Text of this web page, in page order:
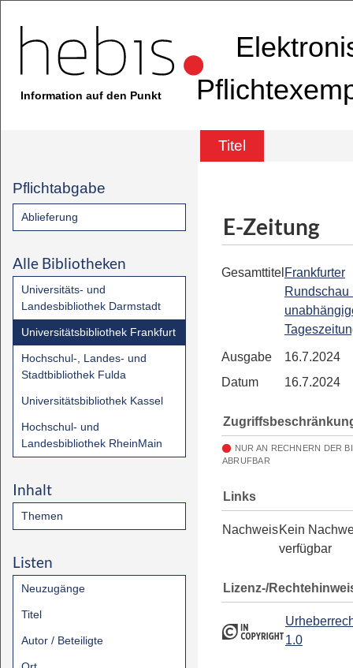
Information auf den Punkt
Titel
Pflichtabgabe
Ablieferung
Alle Bibliotheken
Universitäts- und
Landesbibliothek Darmstadt
Universitätsbibliothek Frankfurt
Hochschul-, Landes- und
Stadtbibliothek Fulda
Universitätsbibliothek Kassel
Hochschul- und
Landesbibliothek RheinMain
Inhalt
Themen
Listen
Neuzugänge
Titel
Autor / Beteiligte
E-Zeitung
Gesamttitel Frankfurter
Rundschau
Ausgabe
16.7.2024
Datum
16.7.2024
NUR AN RECHNERN DER
ABRUFBAR
Links
NachweisKein
verfügbar
Lizenz-/
1.0